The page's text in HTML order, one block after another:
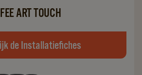
ART TOUCH
de Installatiefiches